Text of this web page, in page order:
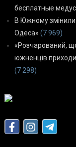
бесплатные
В Южному
Одеса» (7 969)
«Розчарований,
южненців
(7 298)